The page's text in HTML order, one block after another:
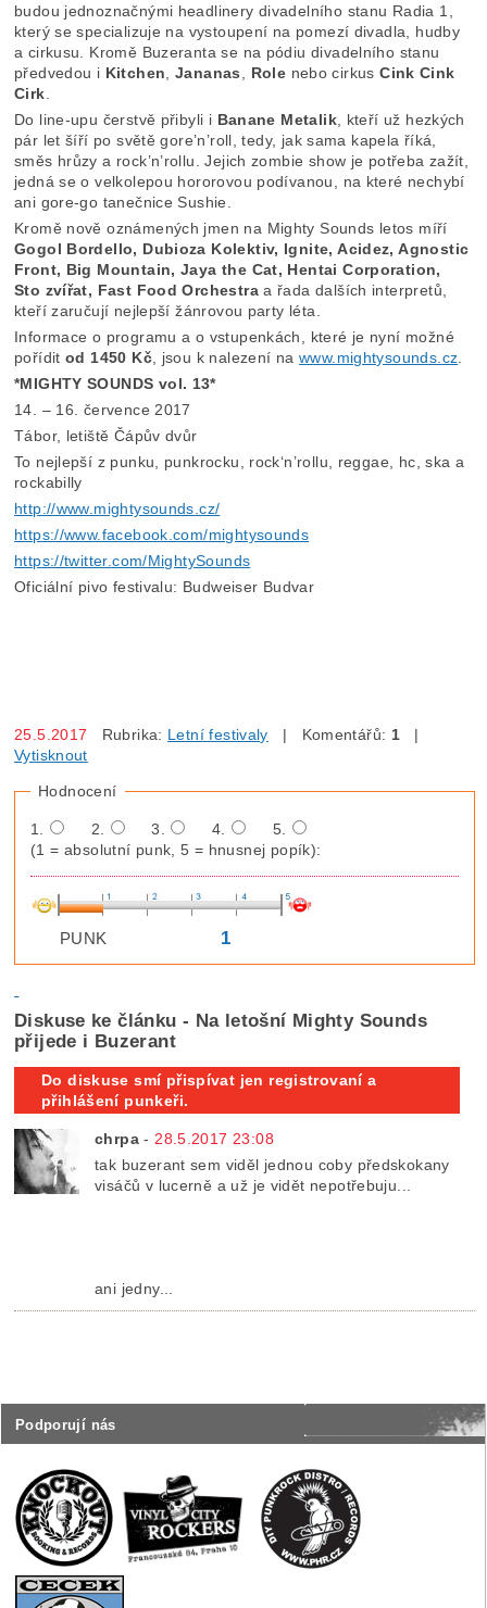
Podporují nás
budou jednoznačnými headlinery divadelního stanu Radia 1,
který se specializuje na vystoupení na pomezí divadla, hudby
a cirkusu. Kromě Buzeranta se na pódiu divadelního stanu
předvedou i Kitchen ,Jananas Role nebo cirkusCink Cink
Cirk
Do line-upu čerstvě přibyli i Banane Metalik, kteří už hezkých
pár let šíří po světě gore’n’roll, tedy, jak sama kapela říká,
směs hrůzy a rock’n’rollu. Jejich zombie show je potřeba zažít,
jedná se o velkolepou hororovou podívanou, na které nechybí
ani gore-go tanečnice Sushie.
Kromě nově oznámených jmen na Mighty Sounds letos míří
Gogol Bordello, Dubioza Kolektiv, Ignite, Acidez, Agnostic
Front, Big Mountain, Jaya the Cat, Hentai Corporation,
Sto zvířat, Fast Food Orchestraa řada dalších interpretů,
kteří zaručují nejlepší žánrovou party léta.
Informace o programu a o vstupenkách, které je nyní možné
poříditod 1450 Kč, jsou k nalezení na www.mightysounds.cz
*MIGHTY SOUNDS vol. 13*
14. – 16. července 2017
Tábor, letiště Čápův dvůr
To nejlepší z punku, punkrocku, rock‘n’rollu, reggae, hc, ska a
rockabilly
http://www.mightysounds.cz/
https://www.facebook.com/mightysounds
https://twitter.com/MightySounds
Oficiální pivo festivalu: Budweiser Budvar
25.5.2017 Rubrika: Letní festivaly | Komentářů: 1 |
Vytisknout
Hodnocení
1. 2. 3. 4.
5.
(1 = absolutní punk, 5 = hnusnej popík):
PUNK 1
Diskuse ke článku - Na letošní Mighty Sounds
přijede i Buzerant
Do diskuse smí přispívat jen registrovaní a
přihlášení punkeři.
chrpa - 28.5.2017 23:08
tak buzerant sem viděl jednou coby předskokany
visáčů v lucerně a už je vidět nepotřebuju...
ani jedny...